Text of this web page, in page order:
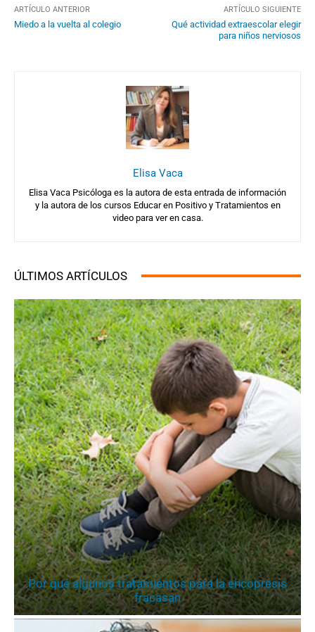
ARTÍCULO ANTERIOR
Miedo a la vuelta al colegio
ARTÍCULO SIGUIENTE
Qué actividad extraescolar elegir
para niños nerviosos
Elisa Vaca
Elisa Vaca Psicóloga es la autora de esta entrada de información
y la autora de los cursos Educar en Positivo y Tratamientos en
video para ver en casa.
ÚLTIMOS ARTÍCULOS
Por qué algunos tratamientos para la encopresis
fracasan